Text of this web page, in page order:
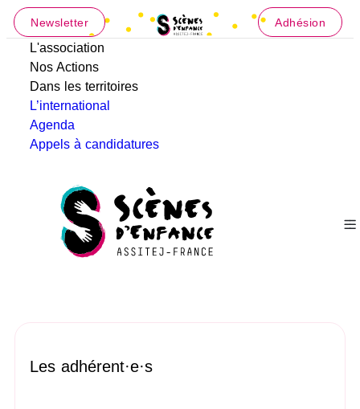
Newsletter Adhésion
L'association
Nos Actions
Dans les territoires
L’international
Agenda
Appels à candidatures
Les adhérent·e·s